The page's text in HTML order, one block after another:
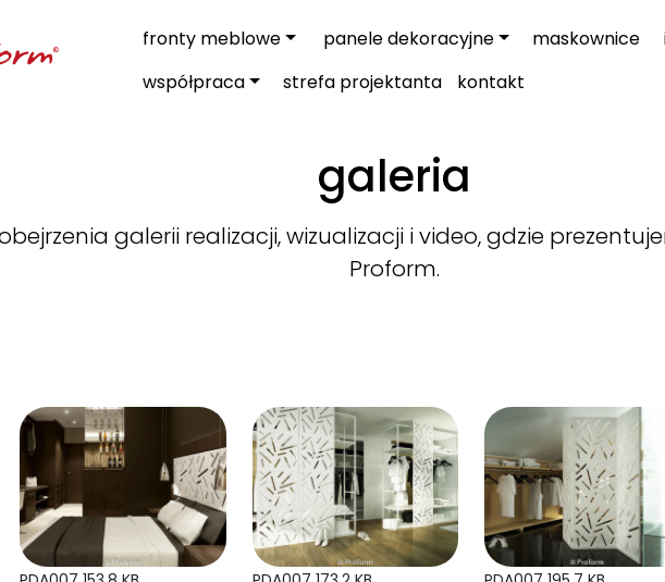
fronty meblowe panele dekoracyjne maskownice
współpraca
strefa projektanta kontakt
galeria
galerii realizacji, wizualizacji i video, gdzie
Proform.